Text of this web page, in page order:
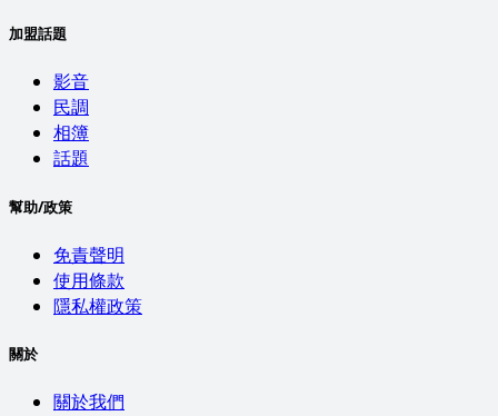
加盟話題
影音
民調
相簿
話題
幫助/政策
免責聲明
使用條款
隱私權政策
關於
關於我們